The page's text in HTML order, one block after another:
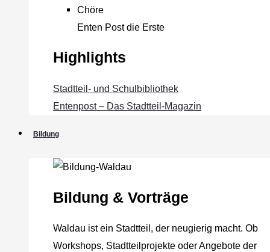
Chöre
Enten Post die Erste
Highlights
Stadtteil- und Schulbibliothek
Entenpost – Das Stadtteil-Magazin
Bildung
Bildung & Vorträge
Waldau ist ein Stadtteil, der neugierig macht. Ob
Workshops, Stadtteilprojekte oder Angebote der